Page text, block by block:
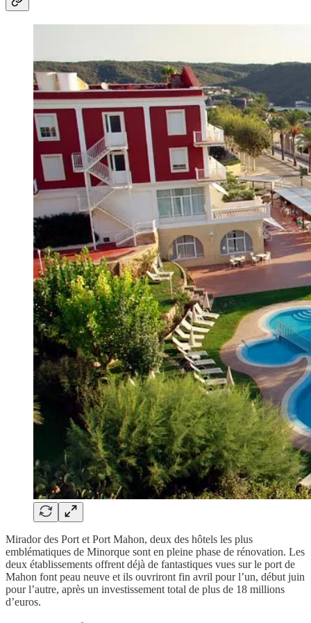
Mirador des Port et Port Mahon, deux des hôtels les plus
emblématiques de Minorque sont en pleine phase de rénovation. Les
deux établissements offrent déjà de fantastiques vues sur le port de
Mahon font peau neuve et ils ouvriront fin avril pour l’un, début juin
pour l’autre, après un investissement total de plus de 18 millions
d’euros.